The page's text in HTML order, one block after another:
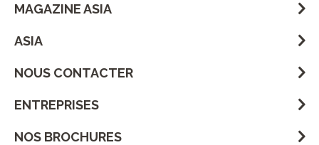
MAGAZINE ASIA
ASIA
NOUS CONTACTER
ENTREPRISES
NOS BROCHURES